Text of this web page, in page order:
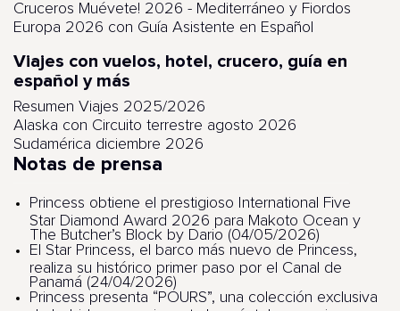
Cruceros Muévete! 2026 - Mediterráneo y Fiordos
Europa 2026 con Guía Asistente en Español
Viajes con vuelos, hotel, crucero, guía en
español y más
Resumen Viajes 2025/2026
Alaska con Circuito terrestre agosto 2026
Sudamérica diciembre 2026
Notas de prensa
Princess obtiene el prestigioso International Five
Star Diamond Award 2026 para Makoto Ocean y
The Butcher’s Block by Dario (04/05/2026)
El Star Princess, el barco más nuevo de Princess,
realiza su histórico primer paso por el Canal de
Panamá (24/04/2026)
Princess presenta “POURS”, una colección exclusiva